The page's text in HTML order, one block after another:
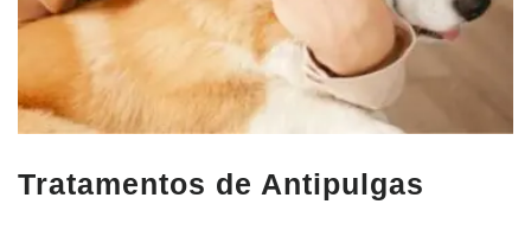
Tratamentos de Antipulgas